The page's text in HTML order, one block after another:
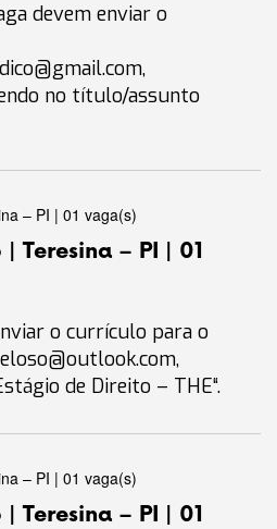
devem enviar o
,
no título/assunto
Teresina – PI | 01
o currículo para o
,
de Direito – THE“.
Teresina – PI | 01